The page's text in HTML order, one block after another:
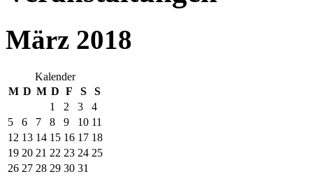
März 2018
Kalender
M D M D F S
S
1
2 3
4
5
6 7 8 9 10 11
12 13 14 15 16 17 18
19 20 21 22 23 24 25
26 27 28 29 30 31